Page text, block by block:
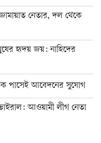
জামায়াত নেতার, দল থেকে
হৃদয় জয়: নাহিদের
পাসেই আবেদনের সুযোগ
আওয়ামী লীগ নেতা